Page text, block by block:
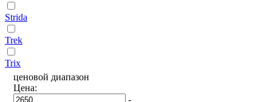
Strida
Trek
Trix
ценовой диапазон
Цена:
-